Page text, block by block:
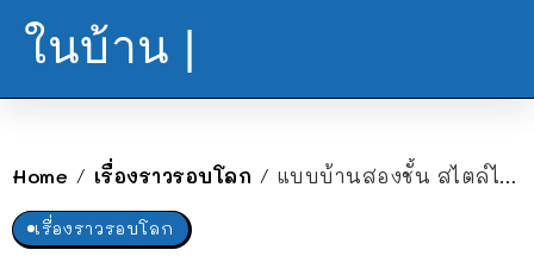
ในบ้าน |
Home / เรื่องราวรอบโลก / แบบบ้านสองชั้น สไตล์ไทยร่วมสมัย แต่งไม้สวย มาพร้อมเฉลียงซุ้มบังตา
เรื่องราวรอบโลก